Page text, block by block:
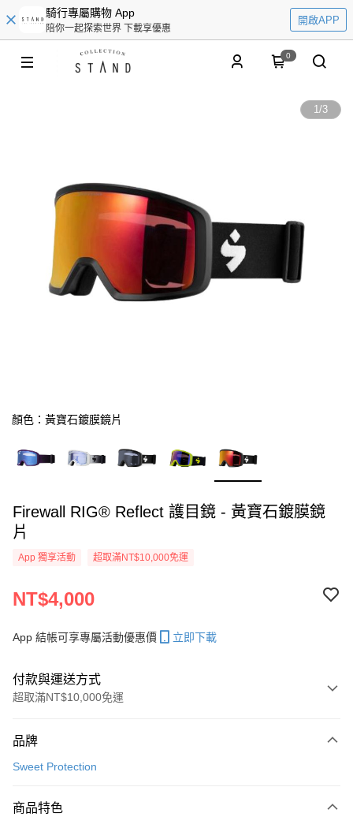
騎行專屬購物 App
陪你一起探索世界 下載享優惠
開啟APP
0
1/3
顏色：黃寶石鍍膜鏡片
Firewall RIG® Reflect 護目鏡 - 黃寶石鍍膜鏡
片
App 獨享活動 超取滿NT$10,000免運
NT$4,000
App 結帳可享專屬活動優惠價 立即下載
付款與運送方式
超取滿NT$10,000免運
信用卡一次付款
LINE Pay
品牌
Sweet Protection
商品特色